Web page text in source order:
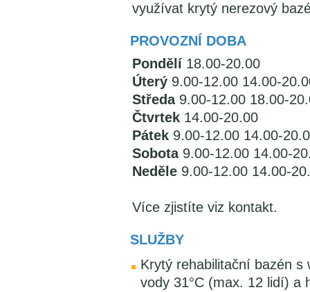
využívat krytý nerezový
PROVOZNÍ DOBA
Pondělí 18.00-20.00
Úterý 9.00-12.00 14.00-
Středa9.00-12.00 18.00-
Čtvrtek 14.00-20.00
Pátek 9.00-12.00 14.00-
Sobota9.00-12.00 14.00-
Neděle 9.00-12.00 14.00-
Více zjistíte viz kontakt.
SLUŽBY
Krytý rehabilitační bazén s
vody 31°C (max. 12 lidí) a